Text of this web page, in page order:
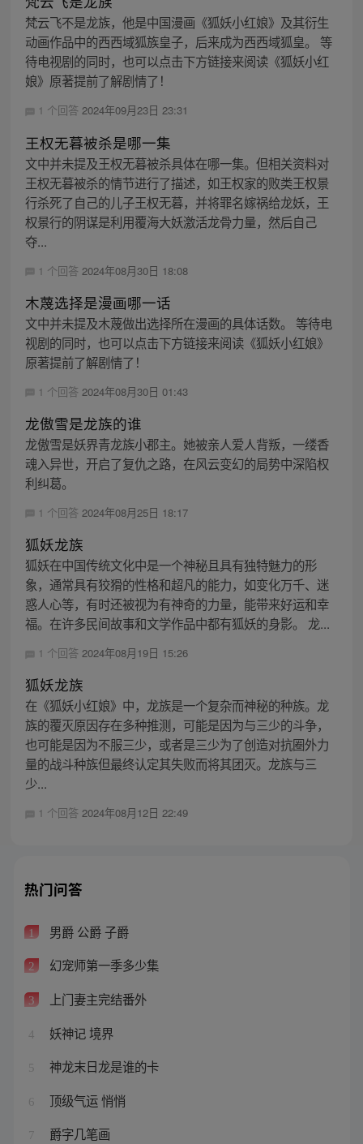
梵云飞不是龙族，他是中国漫画《狐妖小红娘》及其衍生
动画作品中的西西域狐族皇子，后来成为西西域狐皇。 等
待电视剧的同时，也可以点击下方链接来阅读《狐妖小红
娘》原著提前了解剧情了！
1 个回答 2024年09月23日 23:31
王权无暮被杀是哪一集
文中并未提及王权无暮被杀具体在哪一集。但相关资料对
王权无暮被杀的情节进行了描述，如王权家的败类王权景
行杀死了自己的儿子王权无暮，并将罪名嫁祸给龙妖，王
权景行的阴谋是利用覆海大妖激活龙骨力量，然后自己
夺...
1 个回答 2024年08月30日 18:08
木蔑选择是漫画哪一话
文中并未提及木蔑做出选择所在漫画的具体话数。 等待电
视剧的同时，也可以点击下方链接来阅读《狐妖小红娘》
原著提前了解剧情了！
1 个回答 2024年08月30日 01:43
龙傲雪是龙族的谁
龙傲雪是妖界青龙族小郡主。她被亲人爱人背叛，一缕香
魂入异世，开启了复仇之路，在风云变幻的局势中深陷权
利纠葛。
1 个回答 2024年08月25日 18:17
狐妖龙族
狐妖在中国传统文化中是一个神秘且具有独特魅力的形
象，通常具有狡猾的性格和超凡的能力，如变化万千、迷
惑人心等，有时还被视为有神奇的力量，能带来好运和幸
福。在许多民间故事和文学作品中都有狐妖的身影。 龙...
1 个回答 2024年08月19日 15:26
狐妖龙族
在《狐妖小红娘》中，龙族是一个复杂而神秘的种族。龙
族的覆灭原因存在多种推测，可能是因为与三少的斗争，
也可能是因为不服三少，或者是三少为了创造对抗圈外力
量的战斗种族但最终认定其失败而将其团灭。龙族与三
少...
1 个回答 2024年08月12日 22:49
热门问答
1 男爵 公爵 子爵
2 幻宠师第一季多少集
3 上门妻主完结番外
4 妖神记 境界
5 神龙末日龙是谁的卡
6 顶级气运 悄悄
7 爵字几笔画